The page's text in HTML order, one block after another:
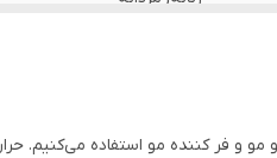
مو و فر کننده مو استفاده